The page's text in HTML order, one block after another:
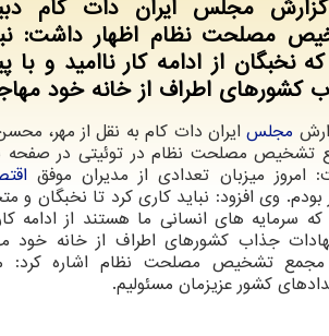
مجلس ایران دات کام
مصلحت نظام اظهار داشت:
نخبگان از ادامه کار ناامید و با
کشورهای اطراف از خانه خود
مجلسایران دات کام به نقل از مهر،
تشخیص مصلحت نظام در توئیتی در
امروز میزبان تعدادی از مدیران موفق
وی افزود: نباید کاری کرد تا نخبگان و
سرمایه های انسانی ما هستند از ادامه
جذاب کشورهای اطراف از خانه خود
مجمع تشخیص مصلحت نظام اشاره کرد:
کشور عزیزمان مسئولیم.